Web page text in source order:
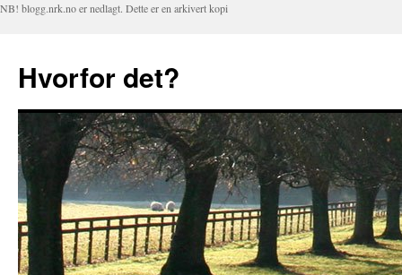
NB! blogg.nrk.no er nedlagt. Dette er en arkivert kopi
Hvorfor det?